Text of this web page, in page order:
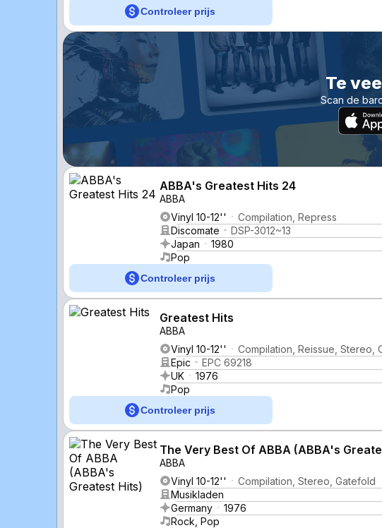
Controleer prijs
Te
Scan de
ABBA's Greatest Hits 24
ABBA
Vinyl 10-12''
Compilation, Repress
Discomate
DSP-3012~13
Japan
1980
Pop
Controleer prijs
Greatest Hits
ABBA
Vinyl 10-12''
Compilation, Reissue, Stereo,
Epic
EPC 69218
UK
1976
Pop
Controleer prijs
The Very Best Of ABBA (ABBA's
ABBA
Vinyl 10-12''
Compilation, Stereo, Gatefold
Musikladen
Germany
1976
Rock, Pop